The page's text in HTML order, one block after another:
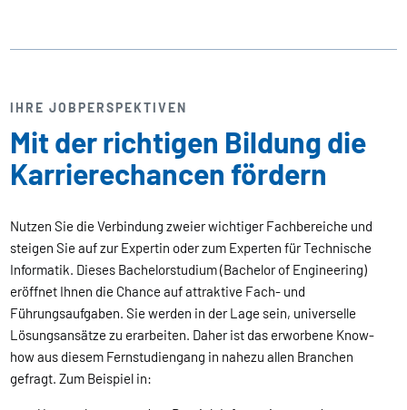
IHRE JOBPERSPEKTIVEN
Mit der richtigen Bildung die
Karrierechancen fördern
Nutzen Sie die Verbindung zweier wichtiger Fachbereiche und
steigen Sie auf zur Expertin oder zum Experten für Technische
Informatik. Dieses Bachelorstudium (Bachelor of Engineering)
eröffnet Ihnen die Chance auf attraktive Fach- und
Führungsaufgaben. Sie werden in der Lage sein, universelle
Lösungsansätze zu erarbeiten. Daher ist das erworbene Know-
how aus diesem Fernstudiengang in nahezu allen Branchen
gefragt. Zum Beispiel in: